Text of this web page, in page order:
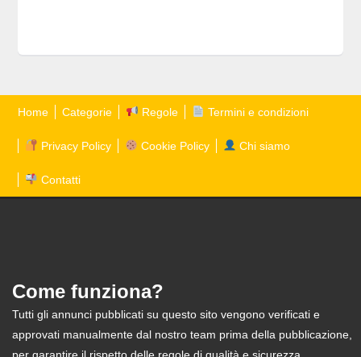
Home Categorie Regole Termini e condizioni
Privacy Policy Cookie Policy Chi siamo
Contatti
Come funziona?
Tutti gli annunci pubblicati su questo sito vengono verificati e
approvati manualmente dal nostro team prima della pubblicazione,
per garantire il rispetto delle regole di qualità e sicurezza.